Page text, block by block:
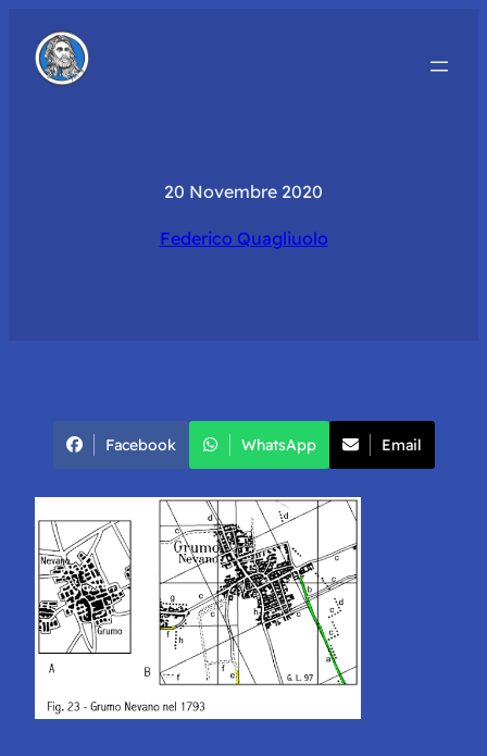
20 Novembre 2020
Federico Quagliuolo
Facebook WhatsApp Email